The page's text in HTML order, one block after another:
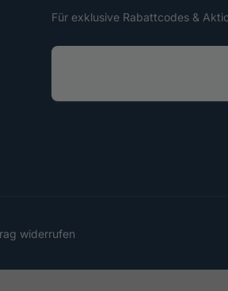
Für exklusive Rabattcodes &
E
widerrufen